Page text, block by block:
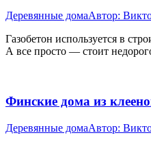
Деревянные домаАвтор:
Газобетон используется в
А все просто — стоит
Финские дома из
Деревянные домаАвтор: